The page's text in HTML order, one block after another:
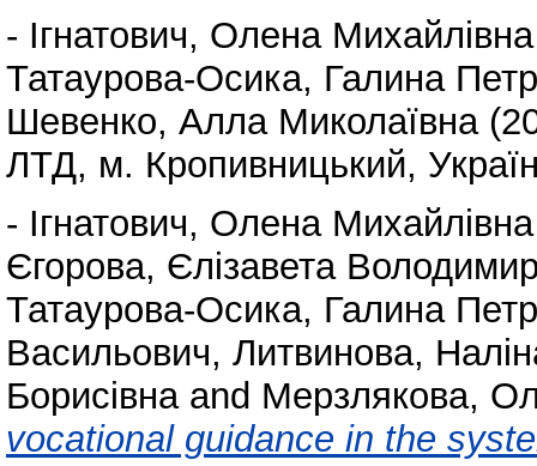
- Ігнатович, Олена Михайлівна
Татаурова-Осика, Галина
Шевенко, Алла Миколаївна
ЛТД, м. Кропивницький,
- Ігнатович, Олена Михайлівна
Єгорова, Єлізавета
Татаурова-Осика, Галина
Васильович, Литвинова,
Борисівнаand Мерзлякова,
vocational guidance in the